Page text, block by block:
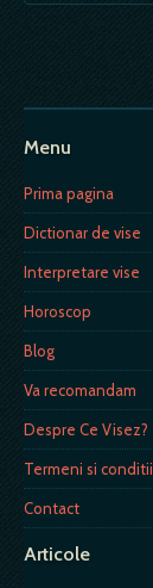
Menu
Prima pagina
Dictionar de vise
Interpretare vise
Horoscop
Blog
Va recomandam
Despre Ce Visez?
Termeni si conditii
Contact
Articole